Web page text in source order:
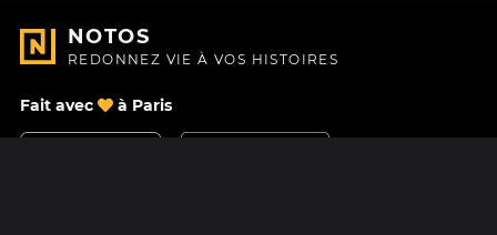
NOTOS
REDONNEZ VIE À VOS HISTOIRES
Fait avec à Paris